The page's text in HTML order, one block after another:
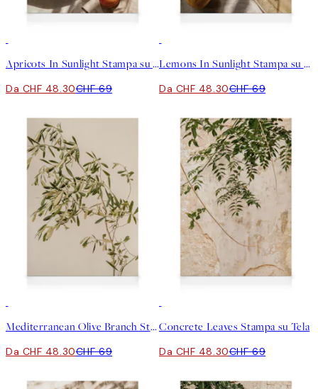
Apricots In Sunlight Stampa su Tela
Da CHF 48.30CHF 69
Lemons In Sunlight Stampa su Tela
Da CHF 48.30CHF 69
Mediterranean Olive Branch Stampa su Tela
Da CHF 48.30CHF 69
Concrete Leaves Stampa su Tela
Da CHF 48.30CHF 69